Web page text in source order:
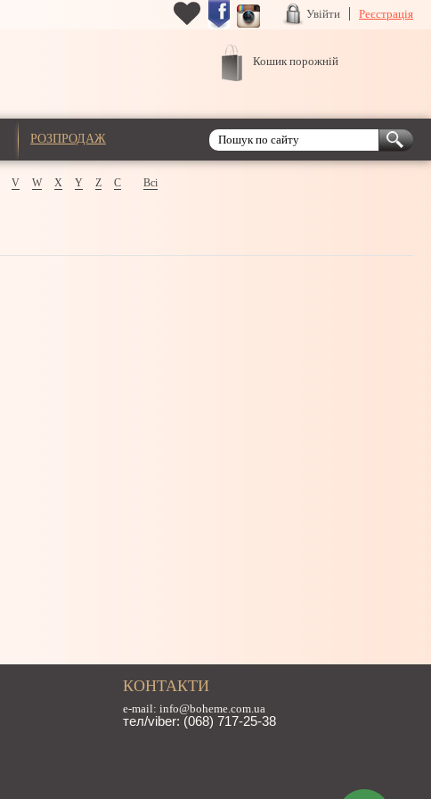
Увійти Реєстрація
Кошик порожній
РОЗПРОДАЖ
V W X Y Z С Всі
КОНТАКТИ
e-mail: info@boheme.com.ua
тел/viber: (068) 717-25-38